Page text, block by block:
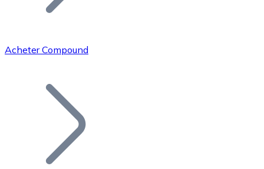
Bitcoin
Acheter Compound